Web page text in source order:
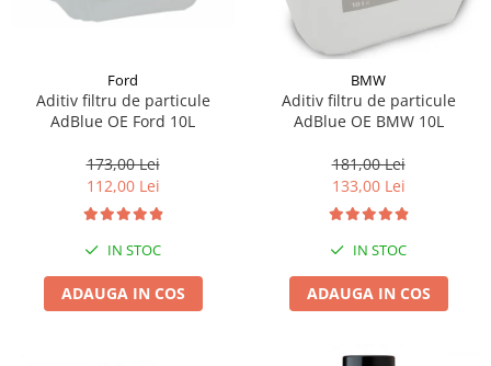
Ford
Aditiv filtru de particule
AdBlue OE Ford 10L
173,00 Lei
112,00 Lei
IN STOC
ADAUGA IN COS
BMW
Aditiv filtru de particule
AdBlue OE BMW 10L
181,00 Lei
133,00 Lei
IN STOC
ADAUGA IN COS